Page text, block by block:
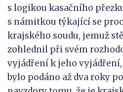
s logikou kasačního
s námitkou týkající se
krajského soudu, jemuž
zohlednil při svém
vyjádření k jeho
bylo podáno až dva roky